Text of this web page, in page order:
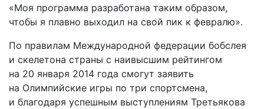
«Моя программа разработана таким образом,
чтобы я плавно выходил на свой пик к февралю».
По правилам Международной федерации бобслея
и скелетона страны с наивысшим рейтингом
на 20 января 2014 года смогут заявить
на Олимпийские игры по три спортсмена,
и благодаря успешным выступлениям Третьякова